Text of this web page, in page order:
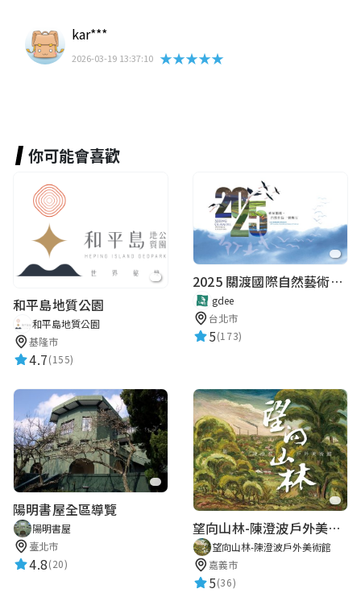
kar***
2026-03-19 13:37:10 ★★★★★
你可能會喜歡
和平島地質公園
和平島地質公園
基隆市
4.7(155)
2025 關渡國際自然藝術季 Guandu International Nature Art Festival
gdee
台北市
5(173)
陽明書屋全區導覽
陽明書屋
臺北市
4.8(20)
望向山林-陳澄波戶外美術館
望向山林-陳澄波戶外美術館
嘉義市
5(36)